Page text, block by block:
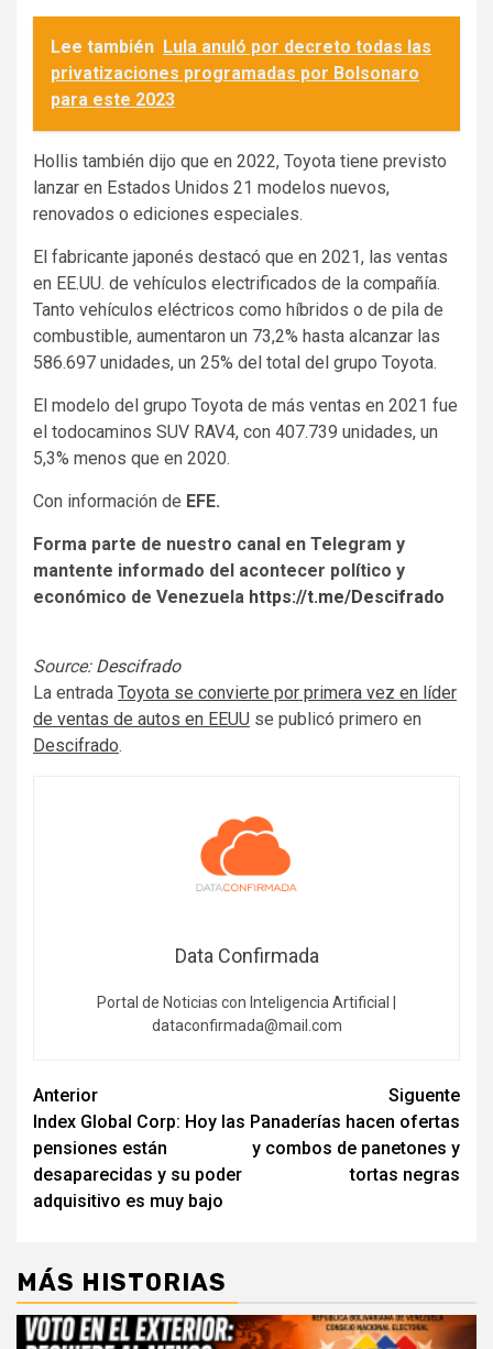
Lee también Lula anuló por decreto todas las
privatizaciones programadas por Bolsonaro
para este 2023
Hollis también dijo que en 2022, Toyota tiene previsto
lanzar en Estados Unidos 21 modelos nuevos,
renovados o ediciones especiales.
El fabricante japonés destacó que en 2021, las ventas
en EE.UU. de vehículos electrificados de la compañía.
Tanto vehículos eléctricos como híbridos o de pila de
combustible, aumentaron un 73,2% hasta alcanzar las
586.697 unidades, un 25% del total del grupo Toyota.
El modelo del grupo Toyota de más ventas en 2021 fue
el todocaminos SUV RAV4, con 407.739 unidades, un
5,3% menos que en 2020.
Con información de EFE.
Forma parte de nuestro canal en Telegram y
mantente informado del acontecer político y
económico de Venezuela https://t.me/Descifrado
Source: Descifrado
La entrada Toyota se convierte por primera vez en líder
de ventas de autos en EEUU se publicó primero en
Descifrado.
Data Confirmada
Portal de Noticias con Inteligencia Artificial |
dataconfirmada@mail.com
Navegación
de
entradas
Anterior
Index Global Corp: Hoy las
pensiones están
desaparecidas y su poder
adquisitivo es muy bajo
Siguente
Panaderías hacen ofertas
y combos de panetones y
tortas negras
MÁS HISTORIAS